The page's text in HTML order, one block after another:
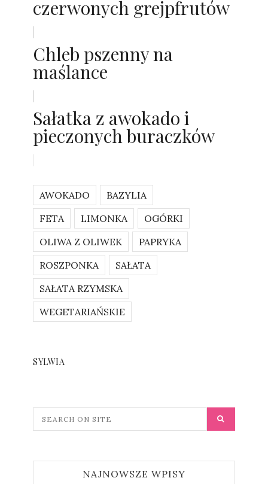
czerwonych grejpfrutów
Chleb pszenny na
maślance
Sałatka z awokado i
pieczonych buraczków
AWOKADO
BAZYLIA
FETA
LIMONKA
OGÓRKI
OLIWA Z OLIWEK
PAPRYKA
ROSZPONKA
SAŁATA
SAŁATA RZYMSKA
WEGETARIAŃSKIE
SYLWIA
NAJNOWSZE WPISY